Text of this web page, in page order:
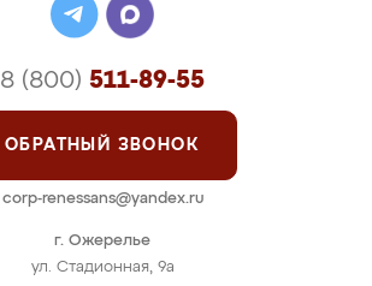
г. Ожерелье
ул. Стадионная, 9а
8 (800) 511-89-55
ОБРАТНЫЙ ЗВОНОК
corp-renessans@yandex.ru